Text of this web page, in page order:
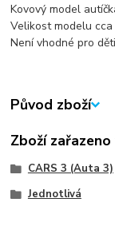
Kovový model
Velikost modelu
Není vhodné pro
Původ zboží
Zboží
CARS 3 (Auta 3)
Jednotlivá